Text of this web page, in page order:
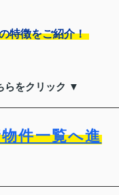
特徴をご紹介！
らをクリック ▼
件一覧へ進